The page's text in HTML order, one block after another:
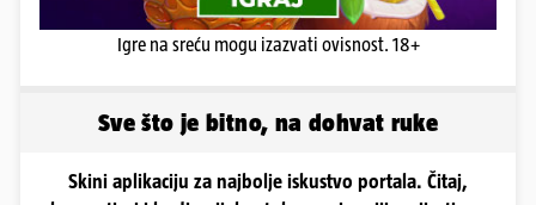
Igre na sreću mogu izazvati ovisnost. 18+
Sve što je bitno, na dohvat ruke
Skini aplikaciju za najbolje iskustvo portala. Čitaj,